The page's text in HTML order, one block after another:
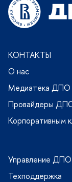
КОНТАКТЫ
О нас
Медиатека ДПО
Провайдеры
Корпоративным
Управление ДПО
Техподдержка